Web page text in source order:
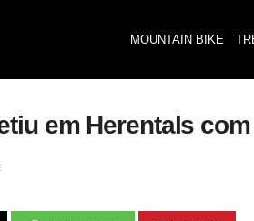
MOUNTAIN BIKE
em Herentals